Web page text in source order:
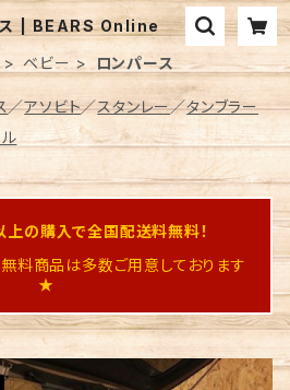
ス | BEARS Online
ベビー ロンパース
／アソビト／スタンレー／タンブラー
の購入で全国配送料無料！
料商品は多数ご用意しております
★